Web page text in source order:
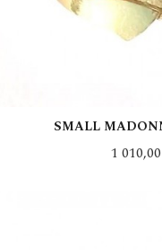
SMALL
Pris
1 010,00